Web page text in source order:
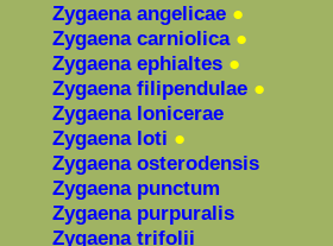
Zygaena angelicae ●
Zygaena carniolica ●
Zygaena ephialtes ●
Zygaena filipendulae ●
Zygaena lonicerae
Zygaena loti ●
Zygaena osterodensis
Zygaena punctum
Zygaena purpuralis
Zygaena trifolii